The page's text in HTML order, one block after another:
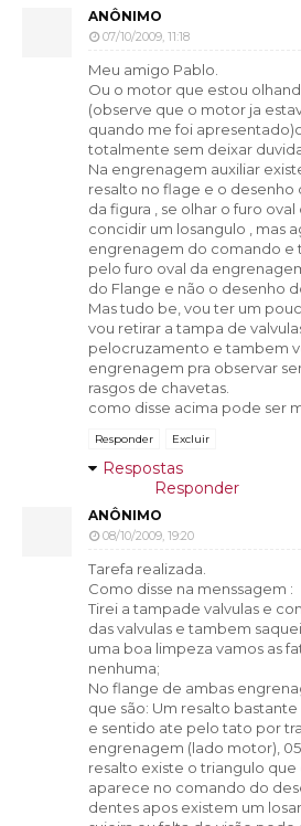
ANÔNIMO
07/10/2009, 11:18
Meu amigo Pablo.
Ou o motor que estou
(observe que o motor ja
quando me foi
totalmente sem deixar
Na engrenagem auxiliar
resalto no flage e o desenho
da figura , se olhar o furo
concidir um losangulo , mas
engrenagem do comando e
pelo furo oval da
do Flange e não o desenho
Mas tudo be, vou ter um
vou retirar a tampa de
pelocruzamento e tambem
engrenagem pra observar
rasgos de chavetas.
como disse acima pode ser
Responder Excluir
Respostas
Responder
ANÔNIMO
08/10/2009, 19:20
Tarefa realizada.
Como disse na menssagem :
Tirei a tampade valvulas e
das valvulas e tambem
uma boa limpeza vamos as
nenhuma;
No flange de ambas
que são: Um resalto
e sentido ate pelo tato por
engrenagem (lado motor),
resalto existe o triangulo que
aparece no comando do
dentes apos existem um